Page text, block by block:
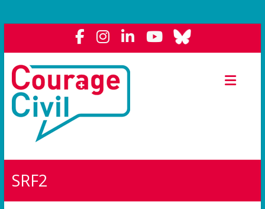
Courage
Civil
Weil
Demokratie
SRF2